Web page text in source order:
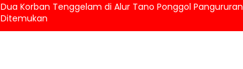
Dua Korban Tenggelam di Alur Tano Ponggol Pangururan
Ditemukan